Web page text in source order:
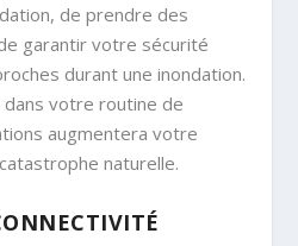
de prendre des
garantir votre sécurité
durant une inondation.
votre routine de
augmentera votre
naturelle.